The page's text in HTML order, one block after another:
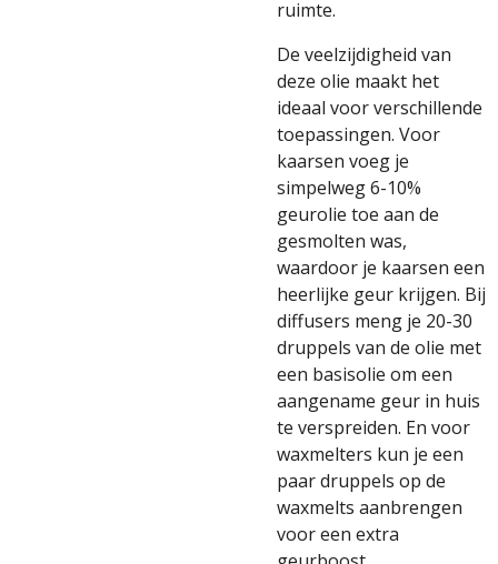
ruimte.
De veelzijdigheid van
deze olie maakt het
ideaal voor verschillende
toepassingen. Voor
kaarsen voeg je
simpelweg 6-10%
geurolie toe aan de
gesmolten was,
waardoor je kaarsen een
heerlijke geur krijgen. Bij
diffusers meng je 20-30
druppels van de olie met
een basisolie om een
aangename geur in huis
te verspreiden. En voor
waxmelters kun je een
paar druppels op de
waxmelts aanbrengen
voor een extra